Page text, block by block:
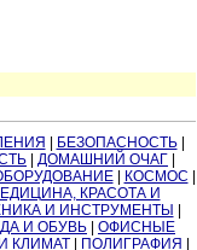
БЕЗОПАСНОСТЬ|
ДОМАШНИЙ ОЧАГ
| КОСМОС
КРАСОТА И
И ИНСТРУМЕНТЫ
И ОБУВЬ
ОФИСНЫЕ
КЛИМАТ ПОЛИГРАФИЯ